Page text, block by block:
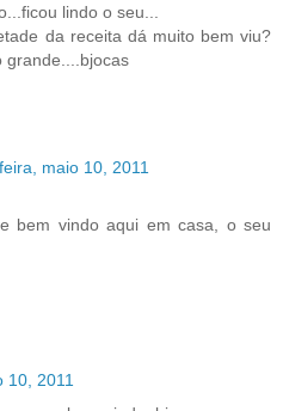
lindo o seu...
da receita dá muito bem viu?
grande....bjocas
maio 10, 2011
bem vindo aqui em casa, o seu
10, 2011